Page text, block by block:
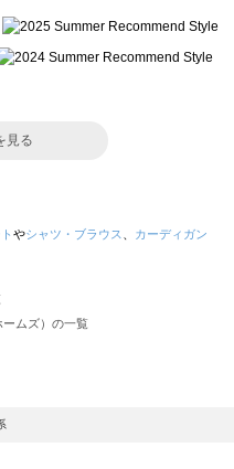
見る
やシャツ・ブラウス
カーディガン
ムズ）の一覧
ンサモスモス）の一覧
）の一覧